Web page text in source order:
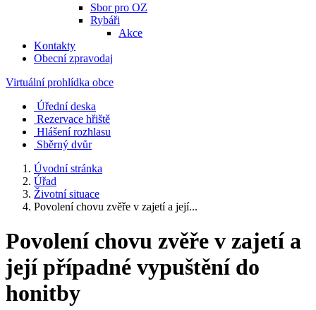
Sbor pro OZ
Rybáři
Akce
Kontakty
Obecní zpravodaj
Virtuální prohlídka obce
Úřední deska
Rezervace hřiště
Hlášení rozhlasu
Sběrný dvůr
Úvodní stránka
Úřad
Životní situace
Povolení chovu zvěře v zajetí a její...
Povolení chovu zvěře v zajetí a
její případné vypuštění do
honitby